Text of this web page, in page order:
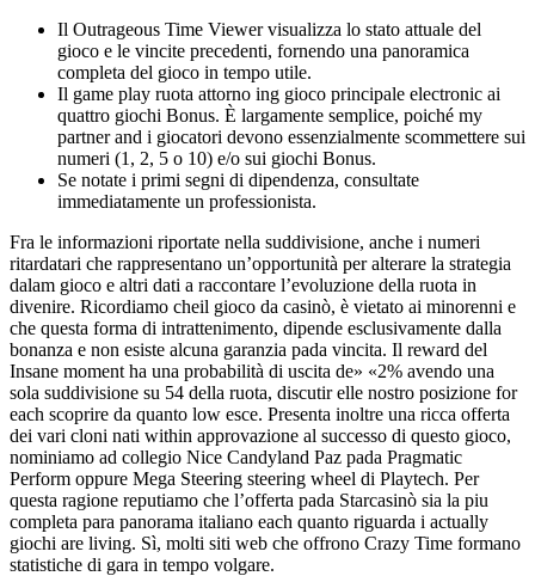
Il Outrageous Time Viewer visualizza lo stato attuale del
gioco e le vincite precedenti, fornendo una panoramica
completa del gioco in tempo utile.
Il game play ruota attorno ing gioco principale electronic ai
quattro giochi Bonus. È largamente semplice, poiché my
partner and i giocatori devono essenzialmente scommettere sui
numeri (1, 2, 5 o 10) e/o sui giochi Bonus.
Se notate i primi segni di dipendenza, consultate
immediatamente un professionista.
Fra le informazioni riportate nella suddivisione, anche i numeri
ritardatari che rappresentano un’opportunità per alterare la strategia
dalam gioco e altri dati a raccontare l’evoluzione della ruota in
divenire. Ricordiamo cheil gioco da casinò, è vietato ai minorenni e
che questa forma di intrattenimento, dipende esclusivamente dalla
bonanza e non esiste alcuna garanzia pada vincita. Il reward del
Insane moment ha una probabilità di uscita de» «2% avendo una
sola suddivisione su 54 della ruota, discutir elle nostro posizione for
each scoprire da quanto low esce. Presenta inoltre una ricca offerta
dei vari cloni nati within approvazione al successo di questo gioco,
nominiamo ad collegio Nice Candyland Paz pada Pragmatic
Perform oppure Mega Steering steering wheel di Playtech. Per
questa ragione reputiamo che l’offerta pada Starcasinò sia la piu
completa para panorama italiano each quanto riguarda i actually
giochi are living. Sì, molti siti web che offrono Crazy Time formano
statistiche di gara in tempo volgare.